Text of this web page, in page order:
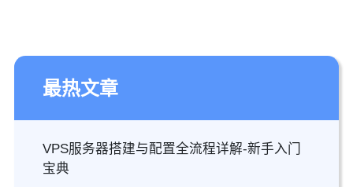
最热文章
VPS服务器搭建与配置全流程详解-新手入门
宝典